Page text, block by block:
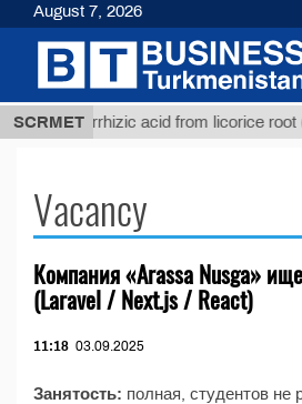
SCRMET
glycyrrhizic acid from licorice root
Vacancy
Компания «Arassa Nusga»
(Laravel / Next.js / React)
11:18 03.09.2025
Занятость: полная, студентов не
August 7, 2026